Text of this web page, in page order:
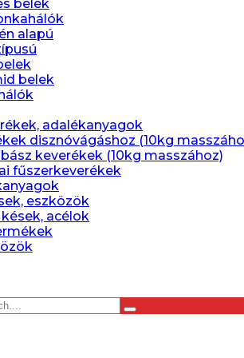
belek
alapú
belek
adalékanyagok
disznóvágáshoz (10kg
keverékek (10kg masszához)
fűszerkeverékek
eszközök
acélok